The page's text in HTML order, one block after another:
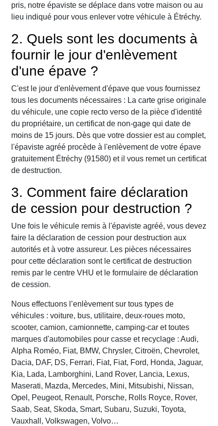
pris, notre épaviste se déplace dans votre maison ou au
lieu indiqué pour vous enlever votre véhicule à Étréchy.
2. Quels sont les documents à
fournir le jour d'enlèvement
d'une épave ?
C'est le jour d'enlèvement d'épave que vous fournissez
tous les documents nécessaires : La carte grise originale
du véhicule, une copie recto verso de la pièce d'identité
du propriétaire, un certificat de non-gage qui date de
moins de 15 jours. Dès que votre dossier est au complet,
l'épaviste agréé procède à l'enlèvement de votre épave
gratuitement Étréchy (91580) et il vous remet un certificat
de destruction.
3. Comment faire déclaration
de cession pour destruction ?
Une fois le véhicule remis à l'épaviste agréé, vous devez
faire la déclaration de cession pour destruction aux
autorités et à votre assureur. Les pièces nécessaires
pour cette déclaration sont le certificat de destruction
remis par le centre VHU et le formulaire de déclaration
de cession.
Nous effectuons l’enlèvement sur tous types de
véhicules : voiture, bus, utilitaire, deux-roues moto,
scooter, camion, camionnette, camping-car et toutes
marques d'automobiles pour casse et recyclage : Audi,
Alpha Roméo, Fiat, BMW, Chrysler, Citroën, Chevrolet,
Dacia, DAF, DS, Ferrari, Fiat, Fiat, Ford, Honda, Jaguar,
Kia, Lada, Lamborghini, Land Rover, Lancia, Lexus,
Maserati, Mazda, Mercedes, Mini, Mitsubishi, Nissan,
Opel, Peugeot, Renault, Porsche, Rolls Royce, Rover,
Saab, Seat, Skoda, Smart, Subaru, Suzuki, Toyota,
Vauxhall, Volkswagen, Volvo…